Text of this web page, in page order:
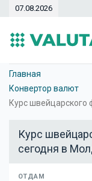
07.08.2026
Главная
Конвертор валют
Курс швейцарского
Курс
сегодня в
ОТДАМ